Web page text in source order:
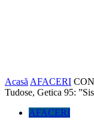
Acasă AFACERI
Tudose, Getica 95:
AFACERI